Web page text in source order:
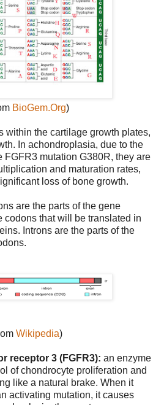
BioGem.Org)
within the cartilage growth plates,
In achondroplasia, due to the
FGFR3 mutation G380R, they are
and maturation rates,
loss of bone growth.
are the parts of the gene
codons that will be translated in
Introns are the parts of the
Wikipedia)
receptor 3 (FGFR3): an enzyme
of chondrocyte proliferation and
like a natural brake. When it
activating mutation, it causes